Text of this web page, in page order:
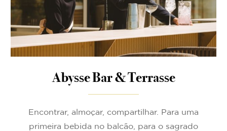
Abysse Bar & Terrasse
Encontrar, almoçar, compartilhar. Para uma
primeira bebida no balcão, para o sagrado